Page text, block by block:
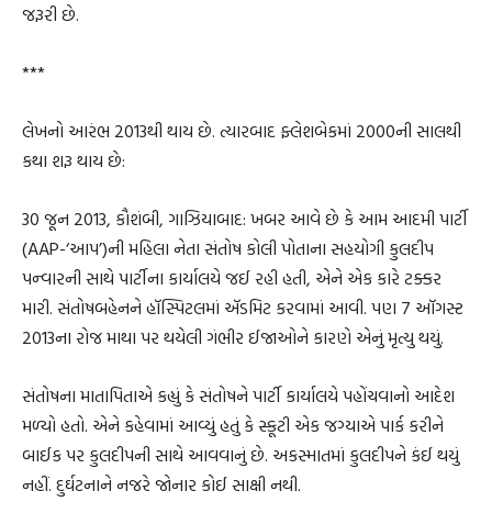
જરૂરી છે.
***
લેખનો આરંભ 2013થી થાય છે. ત્યારબાદ ફ્લેશબેકમાં 2000ની સાલથી
કથા શરૂ થાય છે:
30 જૂન 2013, કૌશંબી, ગાઝિયાબાદ: ખબર આવે છે કે આમ આદમી પાર્ટી
(AAP-‘આપ’)ની મહિલા નેતા સંતોષ કોલી પોતાના સહયોગી કુલદીપ
પન્વારની સાથે પાર્ટીના કાર્યાલયે જઈ રહી હતી, એને એક કારે ટક્કર
મારી. સંતોષબહેનને હૉસ્પિટલમાં ઍડમિટ કરવામાં આવી. પણ 7 ઑગસ્ટ
2013ના રોજ માથા પર થયેલી ગંભીર ઈજાઓને કારણે એનું મૃત્યુ થયું.
સંતોષના માતાપિતાએ કહ્યું કે સંતોષને પાર્ટી કાર્યાલયે પહોંચવાનો આદેશ
મળ્યો હતો. એને કહેવામાં આવ્યું હતું કે સ્કૂટી એક જગ્યાએ પાર્ક કરીને
બાઈક પર કુલદીપની સાથે આવવાનું છે. અકસ્માતમાં કુલદીપને કંઈ થયું
નહીં. દુર્ઘટનાને નજરે જોનાર કોઈ સાક્ષી નથી.